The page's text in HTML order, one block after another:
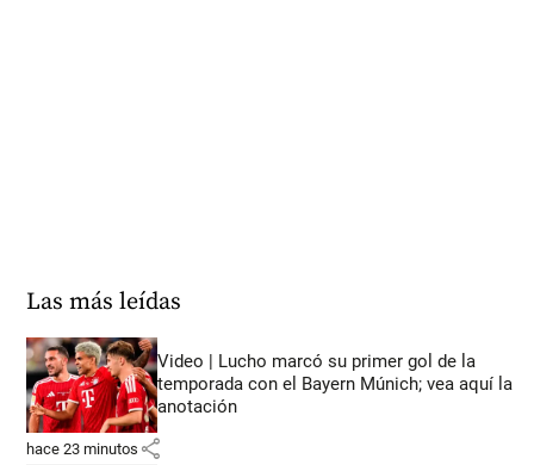
Las más leídas
Video | Lucho marcó su primer gol de la
temporada con el Bayern Múnich; vea aquí la
anotación
hace 23 minutos share